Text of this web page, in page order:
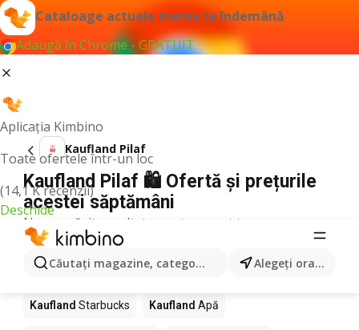
Cataloage actuale mereu la îndemână
Adaugă în Chrome - GRATUIT
Aplicația Kimbino
Toate ofertele într-un loc
(14,1 K recenzii)
Deschide
Căutaţi magazine, categorii, produse... Alegeţi oraşul
Kaufland Pilaf
Kaufland Pilaf 🛍️ Ofertă și prețurile
acestei săptămâni
Nu am găsit rezultate pentru acest termen.
Alte produse în magazine Kaufland
Kaufland Pizza Kaufland Mango KauflandLEGO
Kaufland Starbucks Kaufland Apă